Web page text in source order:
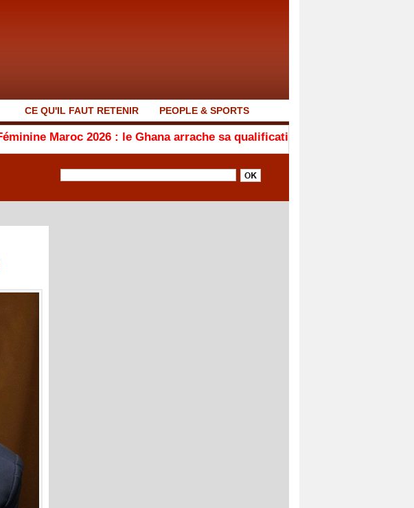
CE QU'IL FAUT RETENIR PEOPLE & SPORTS
2026 : le Ghana arrache sa qualification en quarts de finale après son